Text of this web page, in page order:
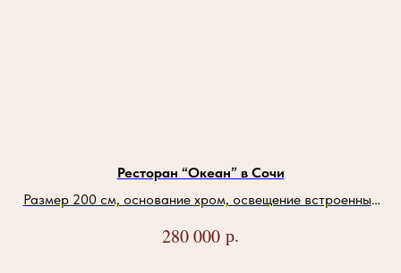
Ресторан “Океан” в Сочи
Размер 200 см, основание хром, освещение встроенные
280 000 р.